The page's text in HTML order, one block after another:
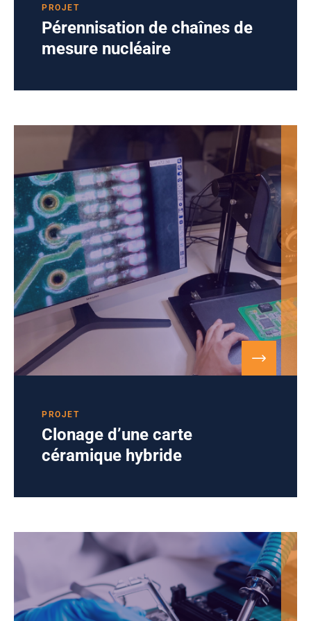
PROJET
Pérennisation de chaînes de
mesure nucléaire
PROJET
Clonage d’une carte
céramique hybride